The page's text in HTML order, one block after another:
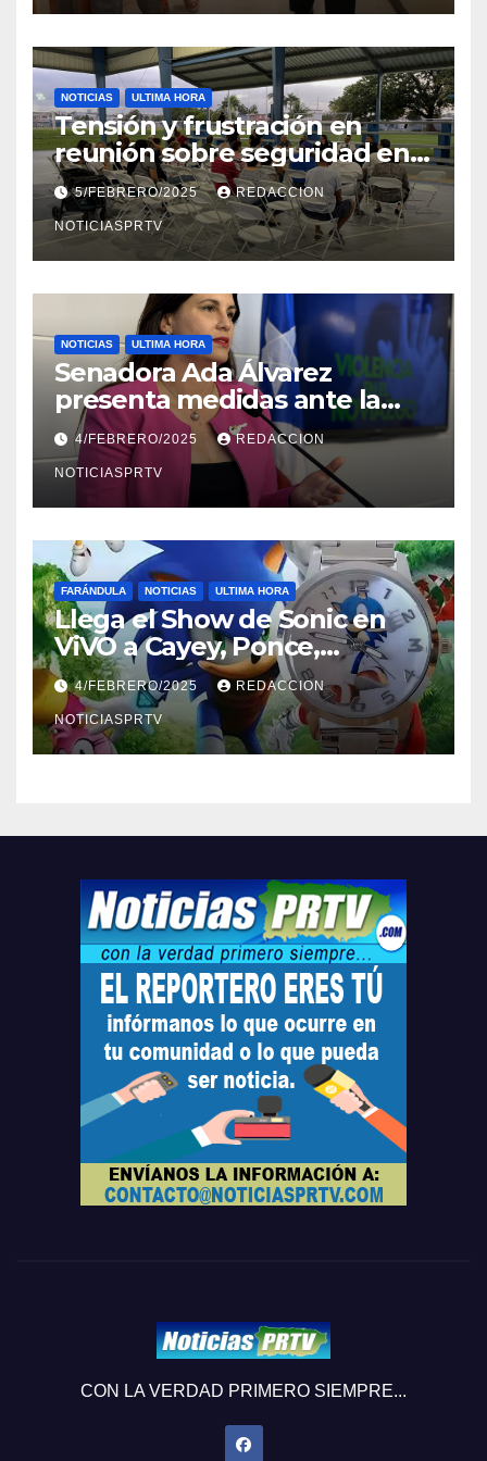
NOTICIAS ULTIMA HORA
Tensión y frustración en
reunión sobre seguridad en
Reparto Metropolitano
5/FEBRERO/2025 REDACCION
NOTICIASPRTV
NOTICIAS ULTIMA HORA
Senadora Ada Álvarez
presenta medidas ante la
violencia en el noviazgo
4/FEBRERO/2025 REDACCION
NOTICIASPRTV
FARÁNDULA NOTICIAS ULTIMA HORA
Llega el Show de Sonic en
ViVO a Cayey, Ponce,
Barceloneta y Humacao,
Relojes gratis para el que
compre ahora….
4/FEBRERO/2025 REDACCION
NOTICIASPRTV
CON LA VERDAD PRIMERO SIEMPRE...